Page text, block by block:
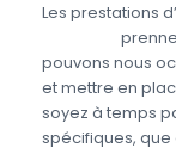
Les prestations
pouvons nous
et mettre en
soyez à temps
spécifiques,